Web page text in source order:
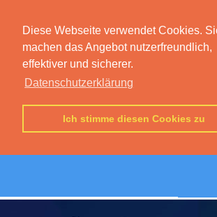
Diese Webseite verwendet Cookies.
machen das Angebot nutzerfreundlich,
effektiver und sicherer.
Datenschutzerklärung
Ich stimme diesen Cookies zu